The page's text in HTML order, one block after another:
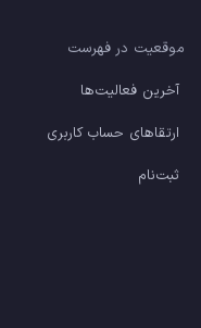
موقعیت در فهرست
آخرین فعالیت‌ها
ارتقاهای حساب کاربری
ثبت‌نام